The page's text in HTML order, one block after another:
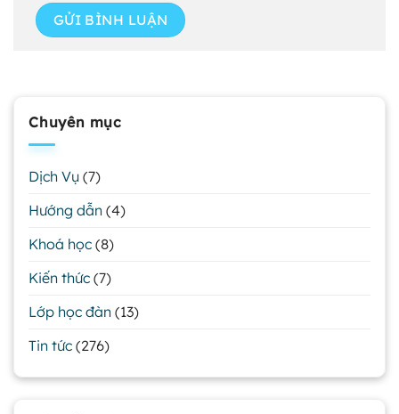
Chuyên mục
Dịch Vụ (7)
Hướng dẫn (4)
Khoá học (8)
Kiến thức (7)
Lớp học đàn (13)
Tin tức (276)